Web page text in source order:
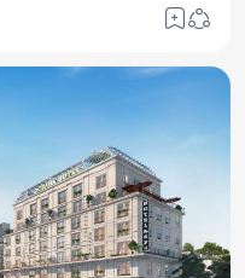
các gia đình của cán bộ